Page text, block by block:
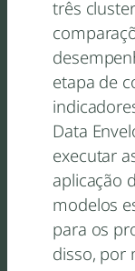
três
etapa de
Data
executar
aplicação
modelos
para os
disso, por